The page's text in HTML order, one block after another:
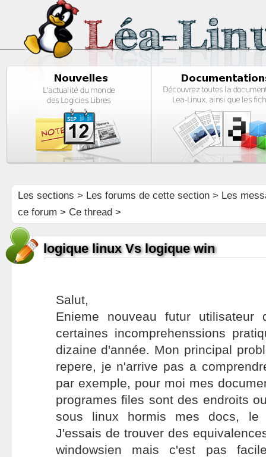
Les sections > Les forums de cette section> Les
ce forum > Ce thread >
logique linux Vs logique win
Salut,
Enieme nouveau futur
certaines incomprehenssions
dizaine d'année. Mon principal
repere, je n'arrive pas a
par exemple, pour moi mes
programes files sont des endroits
sous linux hormis mes docs,
J'essais de trouver des
windowsien mais c'est pas